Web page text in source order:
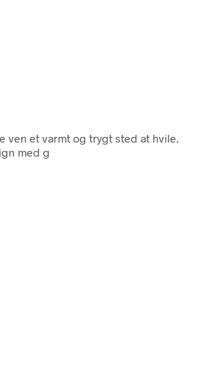
et varmt og trygt sted at hvile.
med g